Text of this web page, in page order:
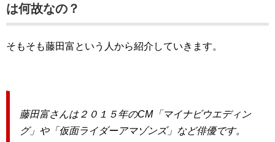
は何故なの？
そもそも藤田富という人から紹介していきます。
藤田富さんは２０１５年のCM「マイナビウエディン
グ」や「仮面ライダーアマゾンズ」など俳優です。